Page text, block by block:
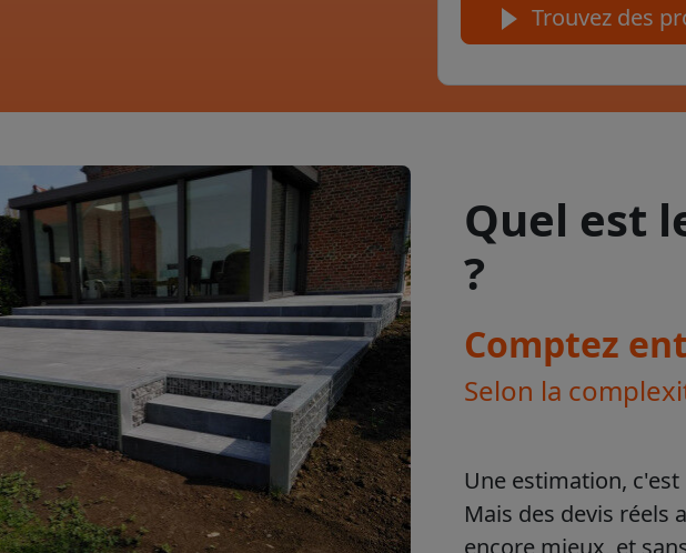
Trouvez des
Quel est
?
Comptez
Selon la
Une estimation, c'est
Mais des devis réels
encore mieux, et